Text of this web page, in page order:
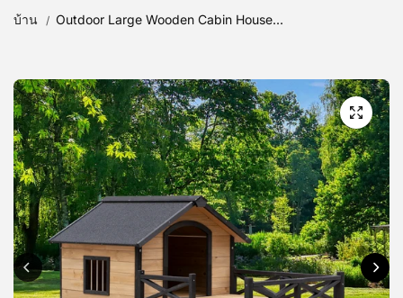
บ้าน Outdoor Large Wooden Cabin House...